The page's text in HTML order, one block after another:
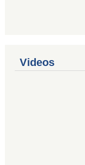
Videos